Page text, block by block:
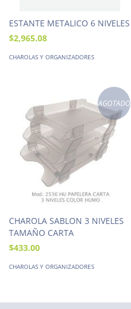
ESTANTE METALICO 6 NIVELES
$2,965.08
CHAROLAS Y ORGANIZADORES
AGOTADO
CHAROLA SABLON 3 NIVELES
TAMAÑO CARTA
$433.00
CHAROLAS Y ORGANIZADORES